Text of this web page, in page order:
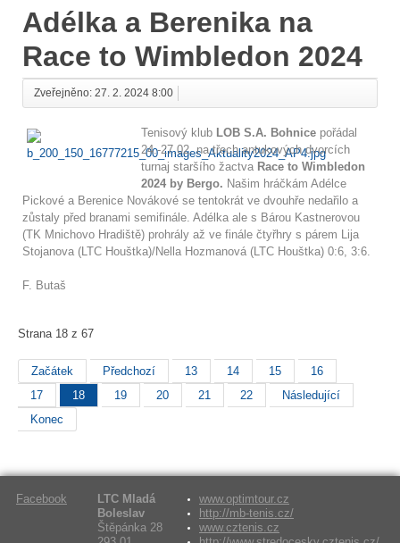
Adélka a Berenika na
Race to Wimbledon 2024
Zveřejněno: 27. 2. 2024 8:00
Tenisový klub LOB S.A. Bohnice pořádal
24.-27.02. na třech antukových dvorcích
turnaj staršího žactva Race to Wimbledon
2024 by Bergo. Našim hráčkám Adélce
Pickové a Berenice Novákové se tentokrát ve dvouhře nedařilo a
zůstaly před branami semifinále. Adélka ale s Bárou Kastnerovou
(TK Mnichovo Hradiště) prohrály až ve finále čtyřhry s párem Lija
Stojanova (LTC Houštka)/Nella Hozmanová (LTC Houštka) 0:6, 3:6.
F. Butaš
Strana 18 z 67
Začátek Předchozí 13 14 15
16
17
18 19 20 21 22
Následující
Konec
Facebook
LTC Mladá
Boleslav
Štěpánka 28
www.optimtour.cz
http://mb-tenis.cz/
www.cztenis.cz